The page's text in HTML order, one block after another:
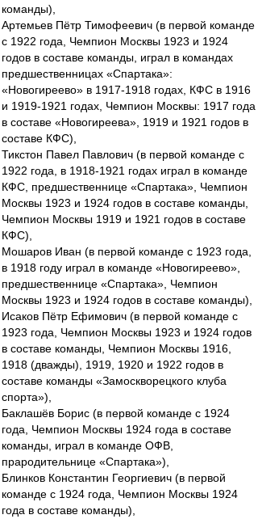
команды),
Артемьев Пётр Тимофеевич (в первой команде
с 1922 года, Чемпион Москвы 1923 и 1924
годов в составе команды, играл в командах
предшественницах «Спартака»:
«Новогиреево» в 1917-1918 годах, КФС в 1916
и 1919-1921 годах, Чемпион Москвы: 1917 года
в составе «Новогиреева», 1919 и 1921 годов в
составе КФС),
Тикстон Павел Павлович (в первой команде с
1922 года, в 1918-1921 годах играл в команде
КФС, предшественнице «Спартака», Чемпион
Москвы 1923 и 1924 годов в составе команды,
Чемпион Москвы 1919 и 1921 годов в составе
КФС),
Мошаров Иван (в первой команде с 1923 года,
в 1918 году играл в команде «Новогиреево»,
предшественнице «Спартака», Чемпион
Москвы 1923 и 1924 годов в составе команды),
Исаков Пётр Ефимович (в первой команде с
1923 года, Чемпион Москвы 1923 и 1924 годов
в составе команды, Чемпион Москвы 1916,
1918 (дважды), 1919, 1920 и 1922 годов в
составе команды «Замоскворецкого клуба
спорта»),
Баклашёв Борис (в первой команде с 1924
года, Чемпион Москвы 1924 года в составе
команды, играл в команде ОФВ,
прародительнице «Спартака»),
Блинков Константин Георгиевич (в первой
команде с 1924 года, Чемпион Москвы 1924
года в составе команды),